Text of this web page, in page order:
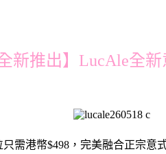
全新推出】LucAle全
需港幣$498，完美融合正宗